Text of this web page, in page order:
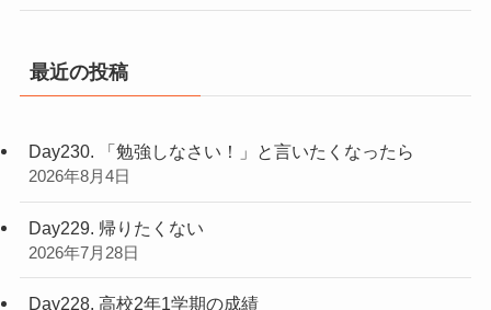
最近の投稿
Day230. 「勉強しなさい！」と言いたくなったら
2026年8月4日
Day229. 帰りたくない
2026年7月28日
Day228. 高校2年1学期の成績